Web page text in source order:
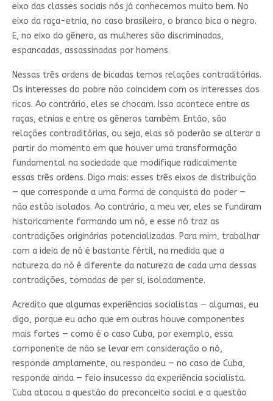
eixo das classes sociais nós já conhecemos muito bem. No
eixo da raça-etnia, no caso brasileiro, o branco bica o negro.
E, no eixo do gênero, as mulheres são discriminadas,
espancadas, assassinadas por homens.
Nessas três ordens de bicadas temos relações contraditórias.
Os interesses do pobre não coincidem com os interesses dos
ricos. Ao contrário, eles se chocam. Isso acontece entre as
raças, etnias e entre os gêneros também. Então, são
relações contraditórias, ou seja, elas só poderão se alterar a
partir do momento em que houver uma transformação
fundamental na sociedade que modifique radicalmente
essas três ordens. Digo mais: esses três eixos de distribuição
— que corresponde a uma forma de conquista do poder —
não estão isolados. Ao contrário, a meu ver, eles se fundiram
historicamente formando um nó, e esse nó traz as
contradições originárias potencializadas. Para mim, trabalhar
com a ideia de nó é bastante fértil, na medida que a
natureza do nó é diferente da natureza de cada uma dessas
contradições, tomadas de per si, isoladamente.
Acredito que algumas experiências socialistas — algumas, eu
digo, porque eu acho que em outras houve componentes
mais fortes — como é o caso Cuba, por exemplo, essa
componente de não se levar em consideração o nó,
responde amplamente, ou respondeu — no caso de Cuba,
responde ainda — feio insucesso da experiência socialista.
Cuba atacou a questão do preconceito social e a questão